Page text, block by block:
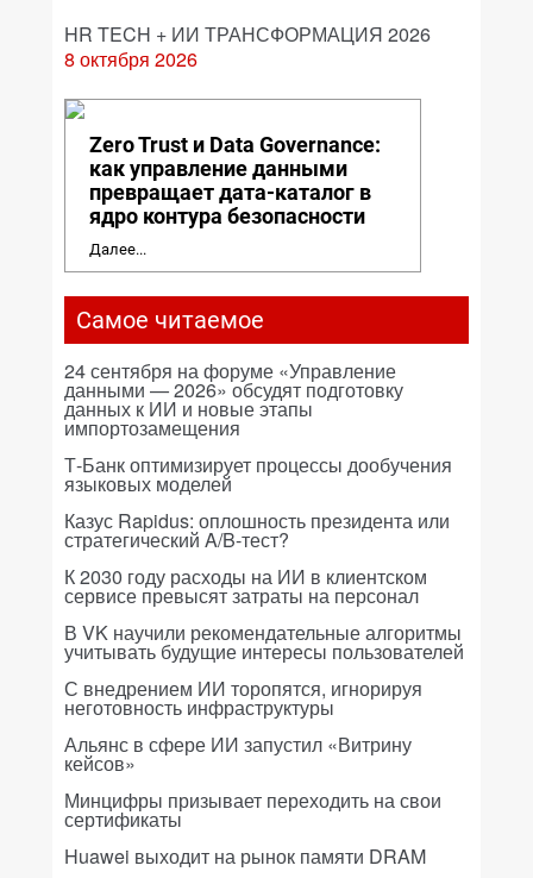
HR TECH + ИИ ТРАНСФОРМАЦИЯ 2026
8 октября 2026
Zero Trust и Data Governance:
как управление данными
превращает дата-каталог в
ядро контура безопасности
Далее...
Самое читаемое
24 сентября на форуме «Управление
данными — 2026» обсудят подготовку
данных к ИИ и новые этапы
импортозамещения
Т-Банк оптимизирует процессы дообучения
языковых моделей
Казус Rapidus: оплошность президента или
стратегический A/B-тест?
К 2030 году расходы на ИИ в клиентском
сервисе превысят затраты на персонал
В VK научили рекомендательные алгоритмы
учитывать будущие интересы пользователей
С внедрением ИИ торопятся, игнорируя
неготовность инфраструктуры
Альянс в сфере ИИ запустил «Витрину
кейсов»
Минцифры призывает переходить на свои
сертификаты
Huawei выходит на рынок памяти DRAM